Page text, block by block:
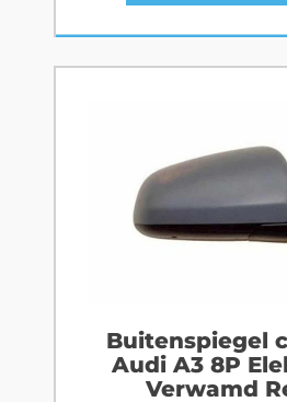
Buitenspiegel
Audi A3 8P
Verwamd